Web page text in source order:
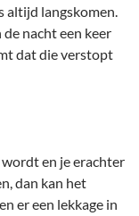
altijd langskomen.
nacht een keer
dat die verstopt
en je erachter
dan kan het
er een lekkage in